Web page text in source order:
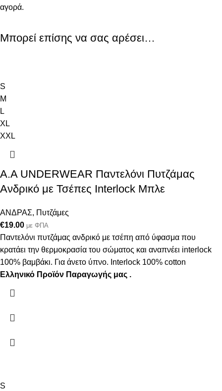
αγορά.
Μπορεί επίσης να σας αρέσει…
S
M
L
XL
XXL
A.A UNDERWEAR Παντελόνι Πυτζάμας
Ανδρικό με Τσέπες Interlock Μπλε
ΑΝΔΡΑΣ, Πυτζάμες
€19.00 με ΦΠΑ
Παντελόνι πυτζάμας ανδρικό με τσέπη από ύφασμα που
κρατάει την θερμοκρασία του σώματος και αναπνέει interlock
100% βαμβάκι. Για άνετο ύπνο. Interlock 100% cotton
Ελληνικό Προϊόν Παραγωγής μας .
S